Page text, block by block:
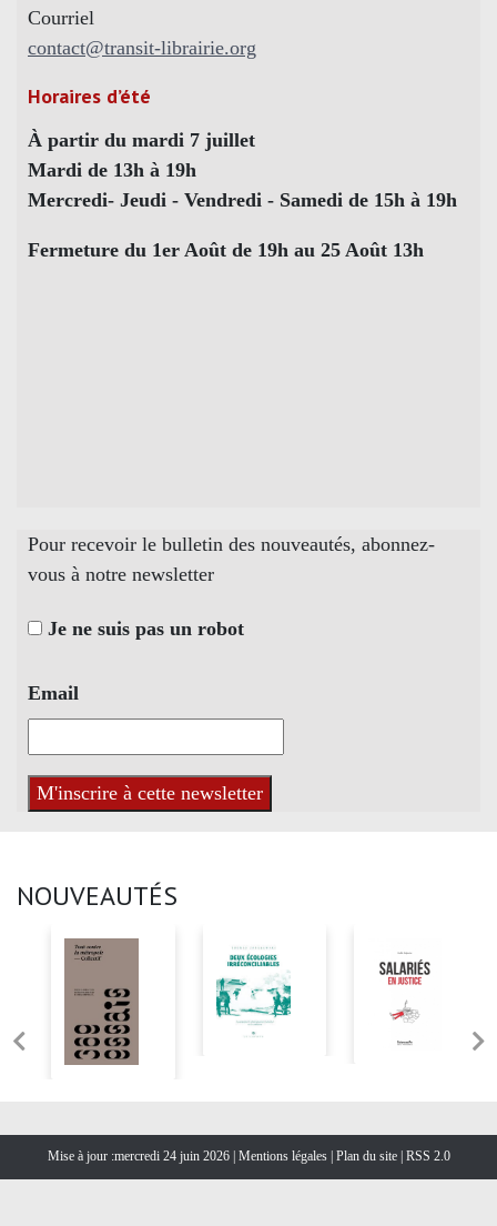
Courriel
contact@transit-librairie.org
Horaires d’été
À partir du mardi 7 juillet
Mardi de 13h à 19h
Mercredi- Jeudi - Vendredi - Samedi de 15h à 19h
Fermeture du 1er Août de 19h au 25 Août 13h
Pour recevoir le bulletin des nouveautés, abonnez-
vous à notre newsletter
Je ne suis pas un robot
Email
NOUVEAUTÉS
Mise à jour :mercredi 24 juin 2026 | Mentions légales | Plan du site |RSS 2.0